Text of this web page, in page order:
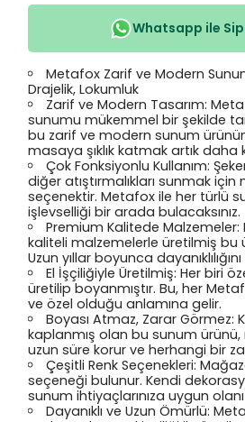
Whatsapp ile
Metafox Zarif ve Modern
Drajelik, Lokumluk
Zarif ve Modern Tasarım:
sunumu mükemmel bir şekilde
bu zarif ve modern sunum
masaya şıklık katmak artık daha
Çok Fonksiyonlu Kullanım:
diğer atıştırmalıkları sunmak
seçenektir. Metafox ile her türlü
işlevselliği bir arada bulacaksınız.
Premium Kalitede
kaliteli malzemelerle üretilmiş bu
Uzun yıllar boyunca
El İşçiliğiyle Üretilmiş: Her biri
üretilip boyanmıştır. Bu, her
ve özel olduğu anlamına gelir.
Boyası Atmaz, Zarar Görmez:
kaplanmış olan bu sunum
uzun süre korur ve herhangi bir
Çeşitli Renk Seçenekleri:
seçeneği bulunur. Kendi
sunum ihtiyaçlarınıza uygun
Dayanıklı ve Uzun Ömürlü: